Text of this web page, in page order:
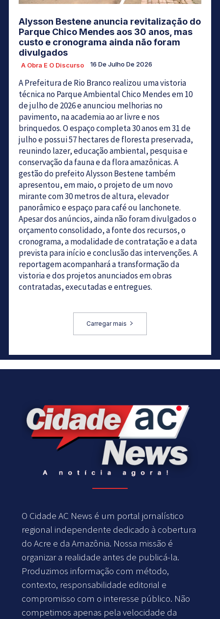
Alysson Bestene anuncia revitalização do
Parque Chico Mendes aos 30 anos, mas
custo e cronograma ainda não foram
divulgados
A Obra E O Discurso 16 De Julho De 2026
A Prefeitura de Rio Branco realizou uma vistoria
técnica no Parque Ambiental Chico Mendes em 10
de julho de 2026 e anunciou melhorias no
pavimento, na academia ao ar livre e nos
brinquedos. O espaço completa 30 anos em 31 de
julho e possui 57 hectares de floresta preservada,
reunindo lazer, educação ambiental, pesquisa e
conservação da fauna e da flora amazônicas. A
gestão do prefeito Alysson Bestene também
apresentou, em maio, o projeto de um novo
mirante com 30 metros de altura, elevador
panorâmico e espaço para café ou lanchonete.
Apesar dos anúncios, ainda não foram divulgados o
orçamento consolidado, a fonte dos recursos, o
cronograma, a modalidade de contratação e a data
prevista para início e conclusão das intervenções. A
reportagem acompanhará a transformação da
vistoria e dos projetos anunciados em obras
contratadas, executadas e entregues.
Carregar mais
O Cidade AC News é um portal jornalístico
regional independente dedicado à cobertura
do Acre e da Amazônia. Nossa missão é
organizar a realidade antes de publicá-la.
Produzimos informação com método,
contexto, responsabilidade editorial e
compromisso com o interesse público. Não
competimos apenas pela velocidade da